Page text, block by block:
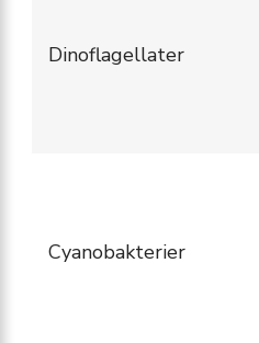
Dinoflagellater
Cyanobakterier